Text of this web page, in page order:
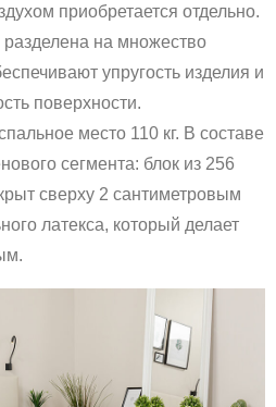
приобретается отдельно.
разделена на множество
упругость изделия и
поверхности.
место 110 кг. В составе
сегмента: блок из 256
сверху 2 сантиметровым
латекса, который делает